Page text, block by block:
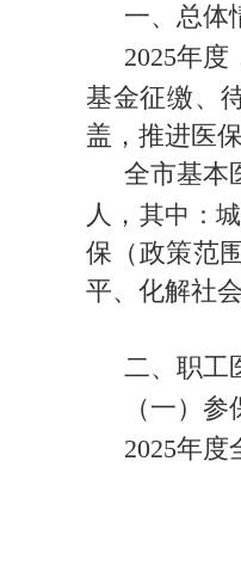
一、总体
2025年
基金征缴、
盖，推进医
全市基本
人， 其中：
保（政策范
平、化解社
二、职工
（一）
2025年度